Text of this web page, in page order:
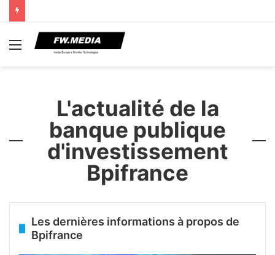
Menu
L'actualité de la
banque publique
d'investissement
Bpifrance
Les dernières informations à propos de
Bpifrance